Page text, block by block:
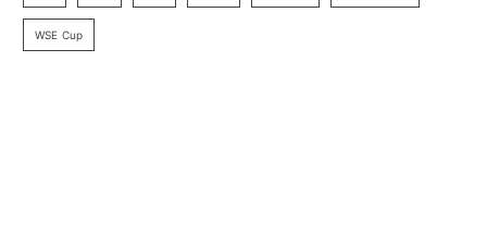
WSE Cup